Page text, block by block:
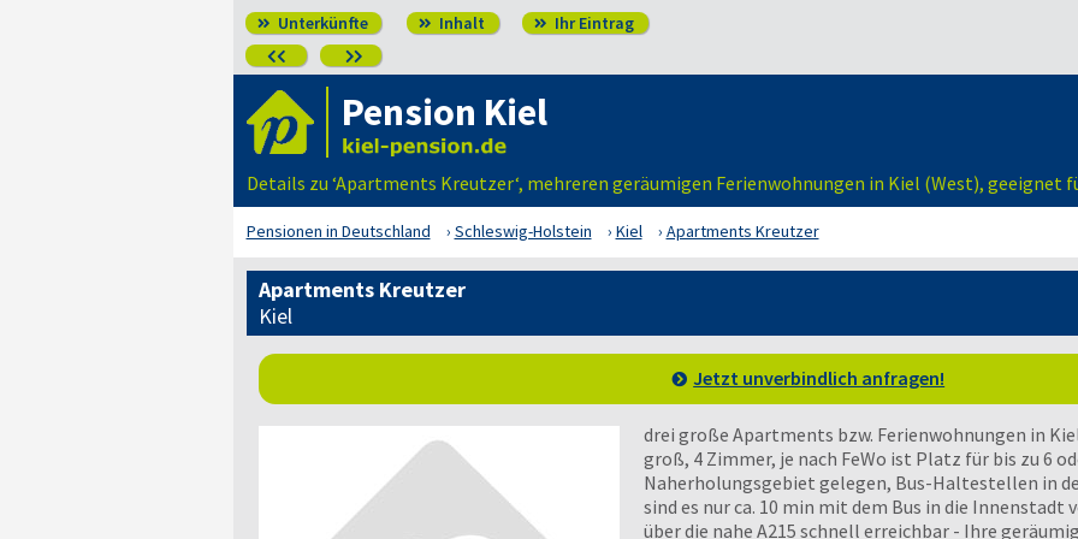
 Unterkünfte  Inhalt  Ihr Eintrag
 
Pension Kiel
Details zu ‘Apartments Kreutzer‘, mehreren geräumigen Ferienwohnungen in Kiel (West), geeignet
Pensionen in Deutschland Schleswig-Holstein Kiel Apartments Kreutzer
Apartments Kreutzer
Kiel
Jetzt unverbindlich anfragen!
drei große Apartments bzw. Ferienwohnungen in
groß, 4 Zimmer, je nach FeWo ist Platz für bis zu 6
Naherholungsgebiet gelegen, Bus-Haltestellen in
sind es nur ca. 10 min mit dem Bus in die Innenstadt
über die nahe A215 schnell erreichbar - Ihre